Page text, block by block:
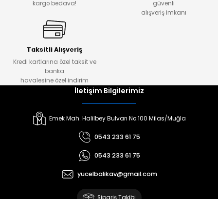
kargo bedava!
güvenli
alışveriş imkanı
Taksitli Alışveriş
Kredi kartlarına özel taksit ve
banka
havalesine özel indirim
İletişim Bilgilerimiz
Emek Mah. Halilbey Bulvarı No:100 Milas/Muğla
0543 233 61 75
0543 233 61 75
yucelbalikav@gmail.com
Sipariş Takibi